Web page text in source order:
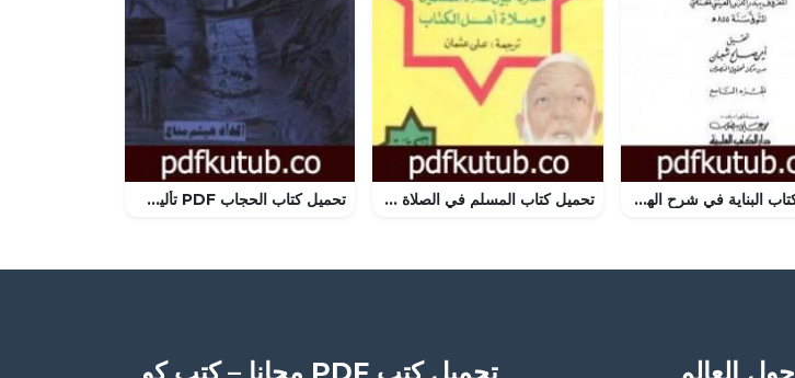
تحميل كتاب البناية في شرح الهداية – المجلد التاسع PDF تأليف بدر الدين العيني مجانا [كامل] تحميل كتاب المسلم في الصلاة PDF تأليف أحمد ديدات مجانا [كامل] تحميل كتاب الحجاب PDF تأليف هيثم مناع مجانا [كامل]